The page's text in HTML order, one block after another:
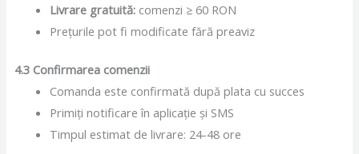
Livrare gratuită:comenzi ≥ 60 RON
Prețurile pot fi modificate fără preaviz
4.3 Confirmarea comenzii
Comanda este confirmată după plata cu succes
Primiți notificare în aplicație și SMS
Timpul estimat de livrare: 24-48 ore